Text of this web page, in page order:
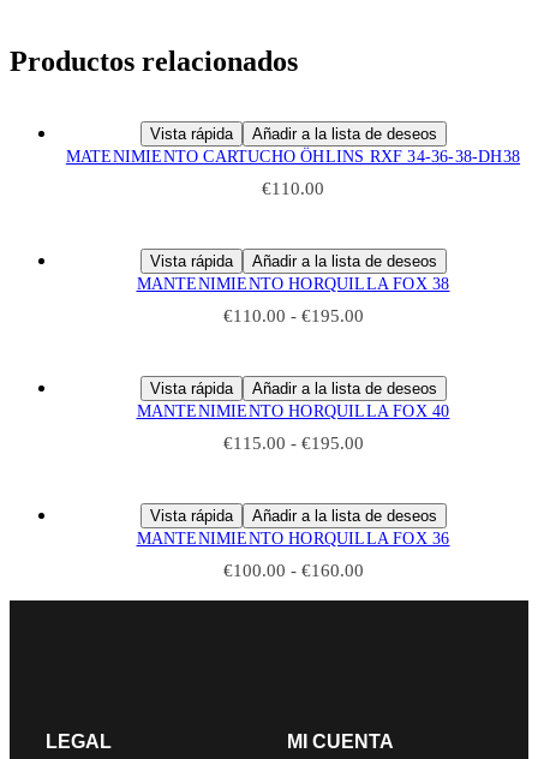
Productos relacionados
Vista rápida
Añadir a la lista de deseos
MATENIMIENTO CARTUCHO ÖHLINS RXF 34-36-38-DH38
€110.00
Vista rápida
Añadir a la lista de deseos
MANTENIMIENTO HORQUILLA FOX 38
€110.00 - €195.00
Vista rápida
Añadir a la lista de deseos
MANTENIMIENTO HORQUILLA FOX 40
€115.00 - €195.00
Vista rápida
Añadir a la lista de deseos
MANTENIMIENTO HORQUILLA FOX 36
€100.00 - €160.00
LEGAL MI CUENTA